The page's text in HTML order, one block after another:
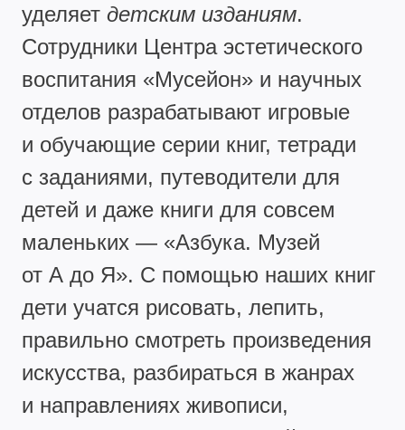
уделяет детским изданиям.
Сотрудники Центра эстетического
воспитания «Мусейон» и научных
отделов разрабатывают игровые
и обучающие серии книг, тетради
с заданиями, путеводители для
детей и даже книги для совсем
маленьких — «Азбука. Музей
от А до Я». С помощью наших книг
дети учатся рисовать, лепить,
правильно смотреть произведения
искусства, разбираться в жанрах
и направлениях живописи,